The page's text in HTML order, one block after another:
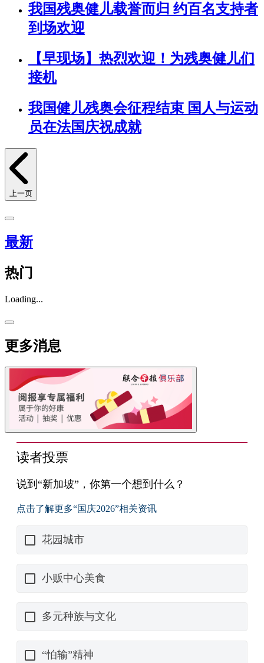
我国残奥健儿载誉而归 约百名支持者
到场欢迎
【早现场】热烈欢迎！为残奥健儿们
接机
我国健儿残奥会征程结束 国人与运动
员在法国庆祝成就
上一页
最新
热门
Loading...
更多消息